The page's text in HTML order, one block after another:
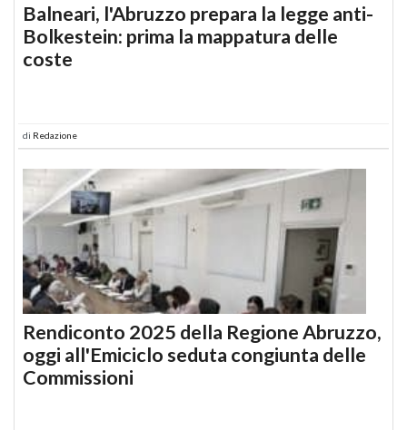
Balneari, l'Abruzzo prepara la legge anti-
Bolkestein: prima la mappatura delle
coste
di Redazione
Rendiconto 2025 della Regione Abruzzo,
oggi all'Emiciclo seduta congiunta delle
Commissioni